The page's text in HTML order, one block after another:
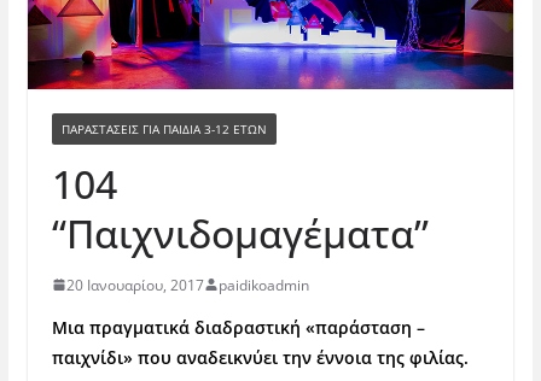
ΠΑΡΑΣΤΆΣΕΙΣ ΓΙΑ ΠΑΙΔΙΆ 3-12 ΕΤΏΝ
104
“Παιχνιδομαγέματα”
20 Ιανουαρίου, 2017 paidikoadmin
Μια πραγματικά διαδραστική «παράσταση –
παιχνίδι» που αναδεικνύει την έννοια της φιλίας.